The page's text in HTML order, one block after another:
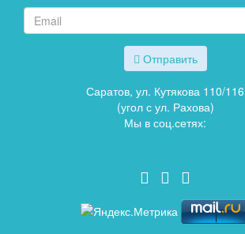
Отправить
Саратов, ул. Кутякова 110/116
(угол с ул. Рахова)
Мы в соц.сетях: